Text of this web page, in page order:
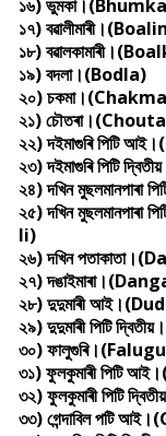
১৬)
১৭)
১৮)
১৯) বদলা।(Bodla)
২০)
২১)
২২) দইমাগুৰি পিটি
২৩) দইমাগুৰি পিটি
২৪) দখিন
২৫) দখিন
Ii)
২৬) দখিন
২৭)
২৮) দুদুমাৰী
২৯) দুদুমাৰী পিটি
৩০)
৩১) ফুলকুমাৰী পিটি
৩২) ফুলকুমাৰী পিটি
৩৩) গেন্দাবিল পটি